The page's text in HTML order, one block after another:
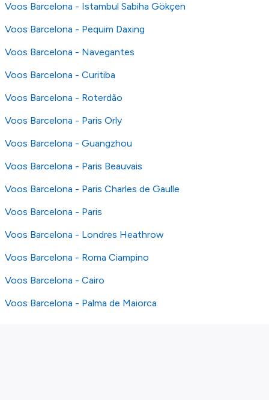
Voos Barcelona - Istambul Sabiha Gökçen
Voos Barcelona - Pequim Daxing
Voos Barcelona - Navegantes
Voos Barcelona - Curitiba
Voos Barcelona - Roterdão
Voos Barcelona - Paris Orly
Voos Barcelona - Guangzhou
Voos Barcelona - Paris Beauvais
Voos Barcelona - Paris Charles de Gaulle
Voos Barcelona - Paris
Voos Barcelona - Londres Heathrow
Voos Barcelona - Roma Ciampino
Voos Barcelona - Cairo
Voos Barcelona - Palma de Maiorca